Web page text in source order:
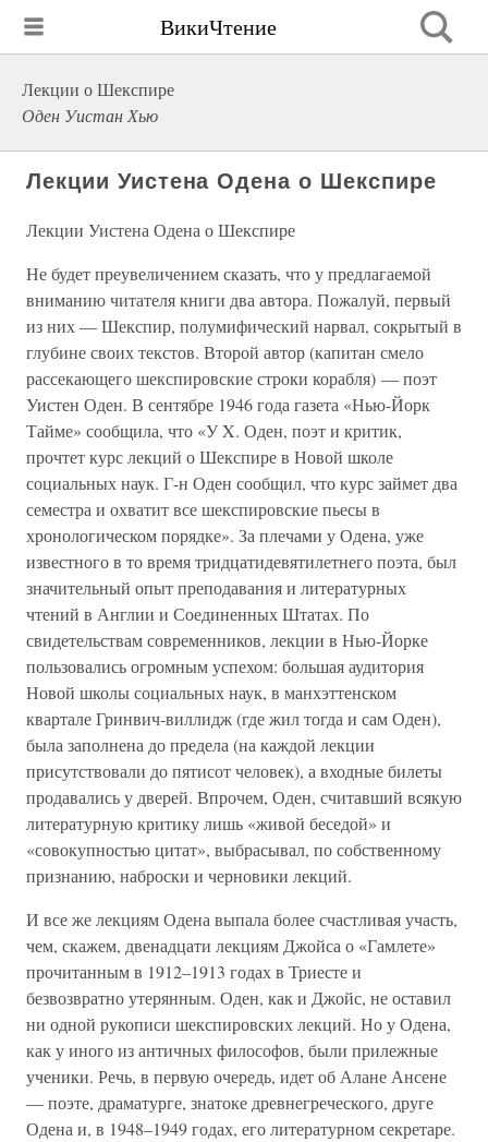
ВикиЧтение
Лекции о Шекспире
Оден Уистан Хью
Лекции Уистена Одена о Шекспире
Лекции Уистена Одена о Шекспире
Не будет преувеличением сказать, что у предлагаемой
вниманию читателя книги два автора. Пожалуй, первый
из них — Шекспир, полумифический нарвал, сокрытый в
глубине своих текстов. Второй автор (капитан смело
рассекающего шекспировские строки корабля) — поэт
Уистен Оден. В сентябре 1946 года газета «Нью-Йорк
Тайме» сообщила, что «У X. Оден, поэт и критик,
прочтет курс лекций о Шекспире в Новой школе
социальных наук. Г-н Оден сообщил, что курс займет два
семестра и охватит все шекспировские пьесы в
хронологическом порядке». За плечами у Одена, уже
известного в то время тридцатидевятилетнего поэта, был
значительный опыт преподавания и литературных
чтений в Англии и Соединенных Штатах. По
свидетельствам современников, лекции в Нью-Йорке
пользовались огромным успехом: большая аудитория
Новой школы социальных наук, в манхэттенском
квартале Гринвич-виллидж (где жил тогда и сам Оден),
была заполнена до предела (на каждой лекции
присутствовали до пятисот человек), а входные билеты
продавались у дверей. Впрочем, Оден, считавший всякую
литературную критику лишь «живой беседой» и
«совокупностью цитат», выбрасывал, по собственному
признанию, наброски и черновики лекций.
И все же лекциям Одена выпала более счастливая участь,
чем, скажем, двенадцати лекциям Джойса о «Гамлете»
прочитанным в 1912–1913 годах в Триесте и
безвозвратно утерянным. Оден, как и Джойс, не оставил
ни одной рукописи шекспировских лекций. Но у Одена,
как у иного из античных философов, были прилежные
ученики. Речь, в первую очередь, идет об Алане Ансене
— поэте, драматурге, знатоке древнегреческого, друге
Одена и, в 1948–1949 годах, его литературном секретаре.